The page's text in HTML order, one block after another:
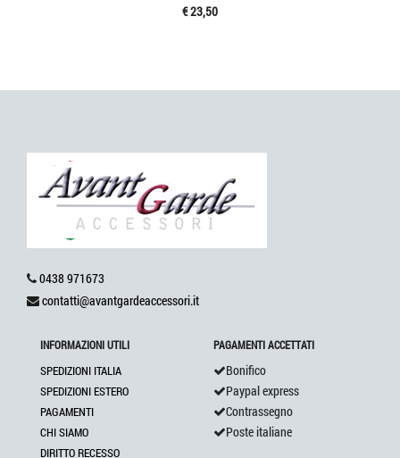
€ 23,50
0438 971673
contatti@avantgardeaccessori.it
INFORMAZIONI UTILI
SPEDIZIONI ITALIA
SPEDIZIONI ESTERO
PAGAMENTI
CHI SIAMO
DIRITTO RECESSO
PAGAMENTI ACCETTATI
Bonifico
Paypal express
Contrassegno
Poste italiane